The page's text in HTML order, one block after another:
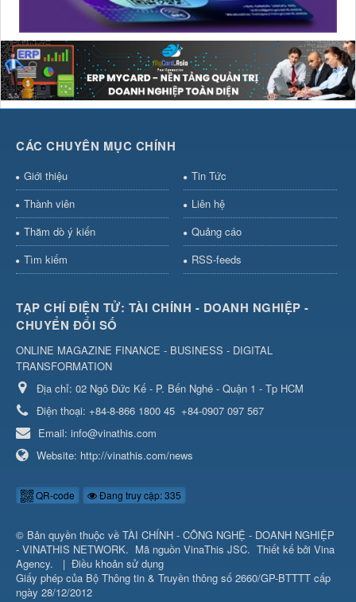
CÁC CHUYÊN MỤC CHÍNH
Giới thiệu
Tin Tức
Thành viên
Liên hệ
Thăm dò ý kiến
Quảng cáo
Tìm kiếm
RSS-feeds
TẠP CHÍ ĐIỆN TỬ: TÀI CHÍNH - DOANH NGHIỆP -
CHUYỂN ĐỔI SỐ
ONLINE MAGAZINE FINANCE - BUSINESS - DIGITAL
TRANSFORMATION
Địa chỉ: 02 Ngô Đức Kế - P. Bến Nghé - Quận 1 - Tp HCM
Điện thoại: +84-8-866 1800 45 +84-0907 097 567
Email: info@vinathis.com
Website: http://vinathis.com/news
QR-code Đang truy cập: 335
© Bản quyền thuộc về TÀI CHÍNH - CÔNG NGHỆ - DOANH NGHIỆP
- VINATHIS NETWORK. Mã nguồn VinaThis JSC. Thiết kế bởi Vina
Agency. | Điều khoản sử dụng
Giấy phép của Bộ Thông tin & Truyền thông số 2660/GP-BTTTT cấp
ngày 28/12/2012